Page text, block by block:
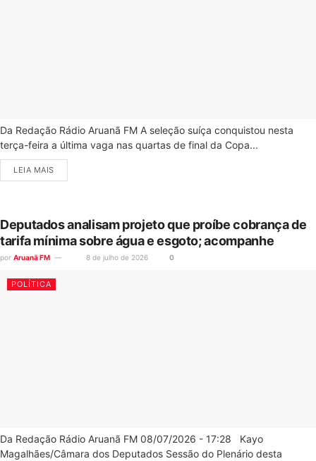
Da Redação Rádio Aruanã FM A seleção suíça conquistou nesta
terça-feira a última vaga nas quartas de final da Copa...
LEIA MAIS
Deputados analisam projeto que proíbe cobrança de
tarifa mínima sobre água e esgoto; acompanhe
por Aruanã FM 8 de julho de 2026 0
POLÍTICA
Da Redação Rádio Aruanã FM 08/07/2026 - 17:28 Kayo
Magalhães/Câmara dos Deputados Sessão do Plenário desta